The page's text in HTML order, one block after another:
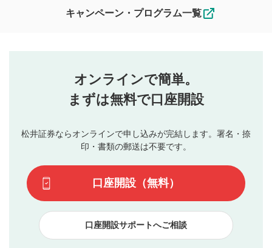
投稿するボタン
星で評価をすると投稿できます。（お名前とコメント
3
動画の評価
です）
なお、投稿をもって、本注意事項に同意されたものとみなし
行ってください。
当社は、利用者同士、もしくは利用者と第三者間のトラ
ブルによって生じた損害に対して一切の責任を負いませ
評価およびコメントは当社にて審査のうえ、掲載となり
ます。掲載されるまでに日数がかかる場合や掲載されない
てはお答えできません。各動画コンテンツへの掲載をもっ
て結果のご連絡といたします。ご了承ください。
下記の項目に該当すると判断された投稿内容は、掲載を
見合わせる場合がございます。
本動画コンテンツとは無関係の内容の投稿
他者への誹謗中傷や差別的表現投稿
キャンペーン・プログラム一覧
オンラインで簡単。
まずは無料で口座開設
松井証券ならオンラインで申し込みが完結します。署名・捺
印・書類の郵送は不要です。
口座開設（無料）
口座開設サポートへご相談